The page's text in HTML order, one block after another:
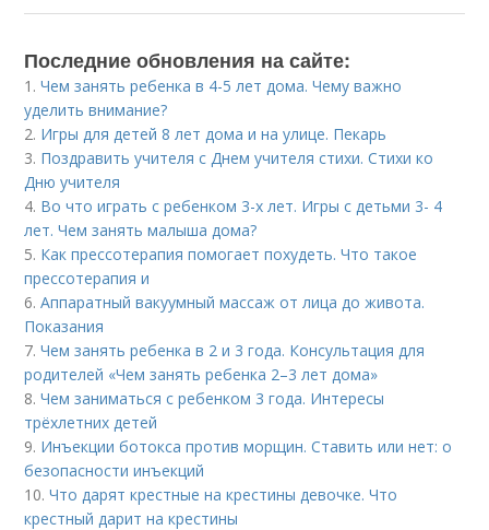
Последние обновления на сайте:
1.Чем занять ребенка в 4-5 лет дома. Чему важно
уделить внимание?
2. Игры для детей 8 лет дома и на улице. Пекарь
3. Поздравить учителя с Днем учителя стихи. Стихи ко
Дню учителя
4. Во что играть с ребенком 3-х лет. Игры с детьми 3- 4
лет. Чем занять малыша дома?
5. Как прессотерапия помогает похудеть. Что такое
прессотерапия и
6.Аппаратный вакуумный массаж от лица до живота.
Показания
7.Чем занять ребенка в 2 и 3 года. Консультация для
родителей «Чем занять ребенка 2–3 лет дома»
8.Чем заниматься с ребенком 3 года. Интересы
трёхлетних детей
9. Инъекции ботокса против морщин. Ставить или нет: о
безопасности инъекций
10.Что дарят крестные на крестины девочке. Что
крестный дарит на крестины